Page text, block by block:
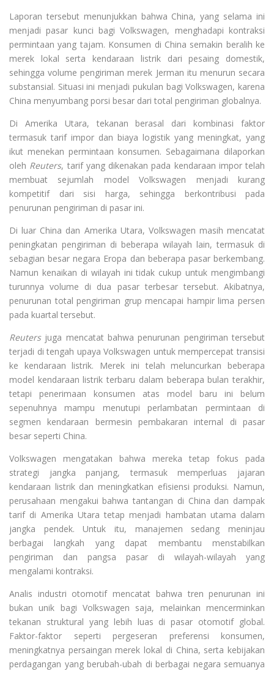
Laporan tersebut menunjukkan bahwa China, yang selama ini
menjadi pasar kunci bagi Volkswagen, menghadapi kontraksi
permintaan yang tajam. Konsumen di China semakin beralih ke
merek lokal serta kendaraan listrik dari pesaing domestik,
sehingga volume pengiriman merek Jerman itu menurun secara
substansial. Situasi ini menjadi pukulan bagi Volkswagen, karena
China menyumbang porsi besar dari total pengiriman globalnya.
Di Amerika Utara, tekanan berasal dari kombinasi faktor
termasuk tarif impor dan biaya logistik yang meningkat, yang
ikut menekan permintaan konsumen. Sebagaimana dilaporkan
oleh Reuters, tarif yang dikenakan pada kendaraan impor telah
membuat sejumlah model Volkswagen menjadi kurang
kompetitif dari sisi harga, sehingga berkontribusi pada
penurunan pengiriman di pasar ini.
Di luar China dan Amerika Utara, Volkswagen masih mencatat
peningkatan pengiriman di beberapa wilayah lain, termasuk di
sebagian besar negara Eropa dan beberapa pasar berkembang.
Namun kenaikan di wilayah ini tidak cukup untuk mengimbangi
turunnya volume di dua pasar terbesar tersebut. Akibatnya,
penurunan total pengiriman grup mencapai hampir lima persen
pada kuartal tersebut.
Reutersjuga mencatat bahwa penurunan pengiriman tersebut
terjadi di tengah upaya Volkswagen untuk mempercepat transisi
ke kendaraan listrik. Merek ini telah meluncurkan beberapa
model kendaraan listrik terbaru dalam beberapa bulan terakhir,
tetapi penerimaan konsumen atas model baru ini belum
sepenuhnya mampu menutupi perlambatan permintaan di
segmen kendaraan bermesin pembakaran internal di pasar
besar seperti China.
Volkswagen mengatakan bahwa mereka tetap fokus pada
strategi jangka panjang, termasuk memperluas jajaran
kendaraan listrik dan meningkatkan efisiensi produksi. Namun,
perusahaan mengakui bahwa tantangan di China dan dampak
tarif di Amerika Utara tetap menjadi hambatan utama dalam
jangka pendek. Untuk itu, manajemen sedang meninjau
berbagai langkah yang dapat membantu menstabilkan
pengiriman dan pangsa pasar di wilayah-wilayah yang
mengalami kontraksi.
Analis industri otomotif mencatat bahwa tren penurunan ini
bukan unik bagi Volkswagen saja, melainkan mencerminkan
tekanan struktural yang lebih luas di pasar otomotif global.
Faktor-faktor seperti pergeseran preferensi konsumen,
meningkatnya persaingan merek lokal di China, serta kebijakan
perdagangan yang berubah-ubah di berbagai negara semuanya